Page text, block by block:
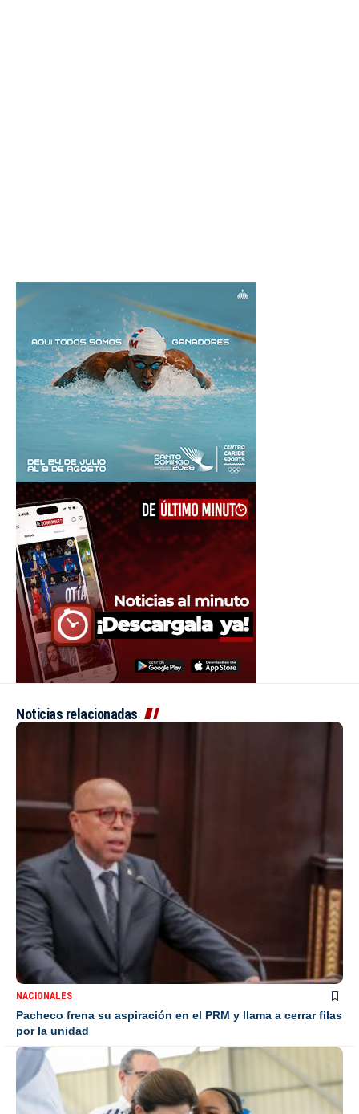
Noticias relacionadas
NACIONALES
Pacheco frena su aspiración en el PRM y llama a cerrar filas
por la unidad